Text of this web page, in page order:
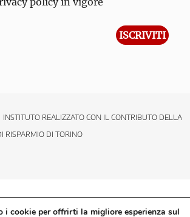
INSTITUTO REALIZZATO CON IL CONTRIBUTO DELLA
RISPARMIO DI TORINO
i cookie per offrirti la migliore esperienza sul